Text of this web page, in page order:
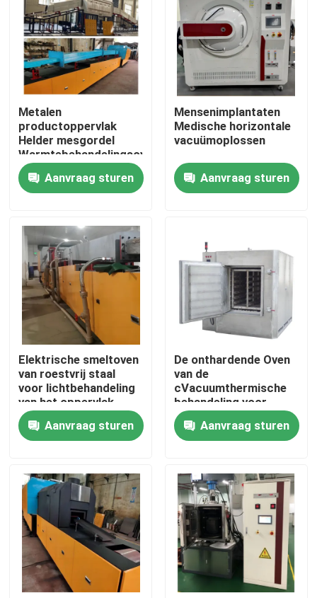
Huis
Producten
Ongeveer ons
Fabrieksreis
Kwaliteitscontrole
Nieuws
Verzoek om een Citaat
de oven van de rolhaard
Duwoven
Metalen
productoppervlak
Helder mesgordel
Warmtebehandelingsoven
Continu beltoven
Aanvraag sturen
Mensenimplantaten
Medische horizontale
vacuümoplossen
Aanvraag sturen
Elektrische smeltoven
van roestvrij staal
voor lichtbehandeling
van het oppervlak
Aanvraag sturen
De onthardende Oven
van de
cVacuumthermische
behandeling voor
Veiligheidscamera's
Aanvraag sturen